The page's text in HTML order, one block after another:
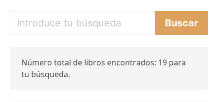
Número total de libros encontrados: 19 para
tu búsqueda.